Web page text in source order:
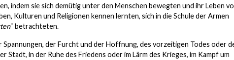
indem sie sich demütig unter den Menschen bewegten und ihr Leben
Kulturen und Religionen kennen lernten, sich in die Schule der Armen
“ betrachteten.
der Furcht und der Hoffnung, des vorzeitigen Todes oder
Stadt, in der Ruhe des Friedens oder im Lärm des Krieges, im Kampf um